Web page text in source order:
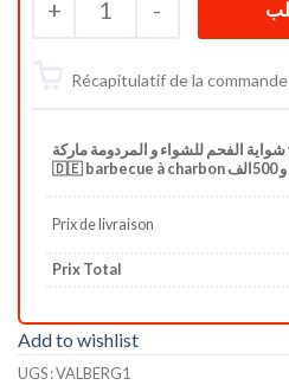
+ 1 -
Récapitulatif de la commande
شواية الفحم للشواء و المردومة ماركة velberg الالمانية
Prix de livraison
Prix Total
Add to wishlist
UGS :VALBERG1